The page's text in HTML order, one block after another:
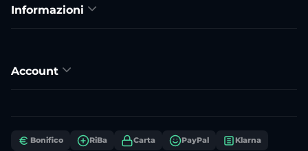
Informazioni
Account
Bonifico RiBa Carta PayPal Klarna